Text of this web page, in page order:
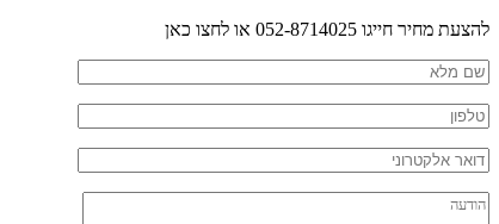
להצעת מחיר חייגו 052-8714025 או לחצו כאן